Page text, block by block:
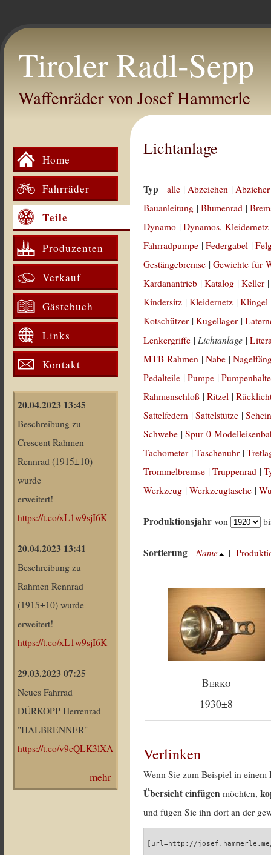
Tiroler Radl-Sepp
Waffenräder von Josef Hammerle
Home
Fahrräder
Teile
Produzenten
Verkauf
Gästebuch
Links
Kontakt
20.04.2023 13:45
Beschreibung zu
Crescent Rahmen
Rennrad (1915±10)
wurde
erweitert!
https://t.co/xL1w9sjI6K
20.04.2023 13:41
Beschreibung zu
Rahmen Rennrad
(1915±10) wurde
erweitert!
https://t.co/xL1w9sjI6K
29.03.2023 07:25
Neues Fahrrad
DÜRKOPP Herrenrad
"HALBRENNER"
https://t.co/v9cQLK3lXA
mehr
Lichtanlage
Typ alle |Abzeichen |
Bauanleitung |Blumenrad |
Dynamo |Dynamos, Kleidernetz
Fahrradpumpe |Federgabel |
Gestängebremse |Gewichte für
Kardanantrieb |Katalog |Keller
Kindersitz |Kleidernetz |Klingel
Kotschützer |Kugellager |
Lenkergriffe |Lichtanlage |
MTB Rahmen |Nabe |
Pedalteile |Pumpe |
Rahmenschloß |Ritzel |
Sattelfedern |Sattelstütze |
Schwebe |Spur 0
Tachometer |Taschenuhr |
Trommelbremse |Truppenrad |
Werkzeug |Werkzeugtasche |
Produktionsjahr von
Sortierung Name |
Berko
1930±8
Verlinken
Wenn Sie zum Beispiel in
Übersicht einfügen möchten,
und fügen Sie ihn dort an der
[url=http://